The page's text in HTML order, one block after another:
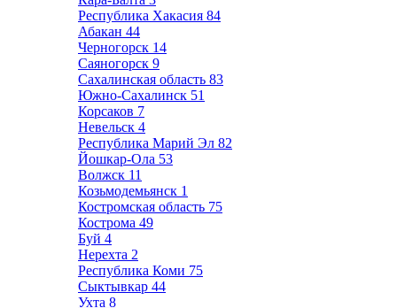
Республика Хакасия 84
Абакан 44
Черногорск 14
Саяногорск 9
Сахалинская область 83
Южно-Сахалинск 51
Корсаков 7
Невельск 4
Республика Марий Эл 82
Йошкар-Ола 53
Волжск 11
Козьмодемьянск 1
Костромская область 75
Кострома 49
Буй 4
Нерехта 2
Республика Коми 75
Сыктывкар 44
Ухта 8